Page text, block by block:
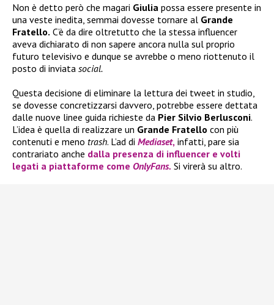
Non è detto però che magari Giulia possa essere presente in
una veste inedita, semmai dovesse tornare al Grande
Fratello. C’è da dire oltretutto che la stessa influencer
aveva dichiarato di non sapere ancora nulla sul proprio
futuro televisivo e dunque se avrebbe o meno riottenuto il
posto di inviata social.
Questa decisione di eliminare la lettura dei tweet in studio,
se dovesse concretizzarsi davvero, potrebbe essere dettata
dalle nuove linee guida richieste da Pier Silvio Berlusconi.
L’idea è quella di realizzare un Grande Fratello con più
contenuti e meno trash. L’ad di Mediaset, infatti, pare sia
contrariato anche dalla presenza di influencer e volti
legati a piattaforme come OnlyFans. Si virerà su altro.